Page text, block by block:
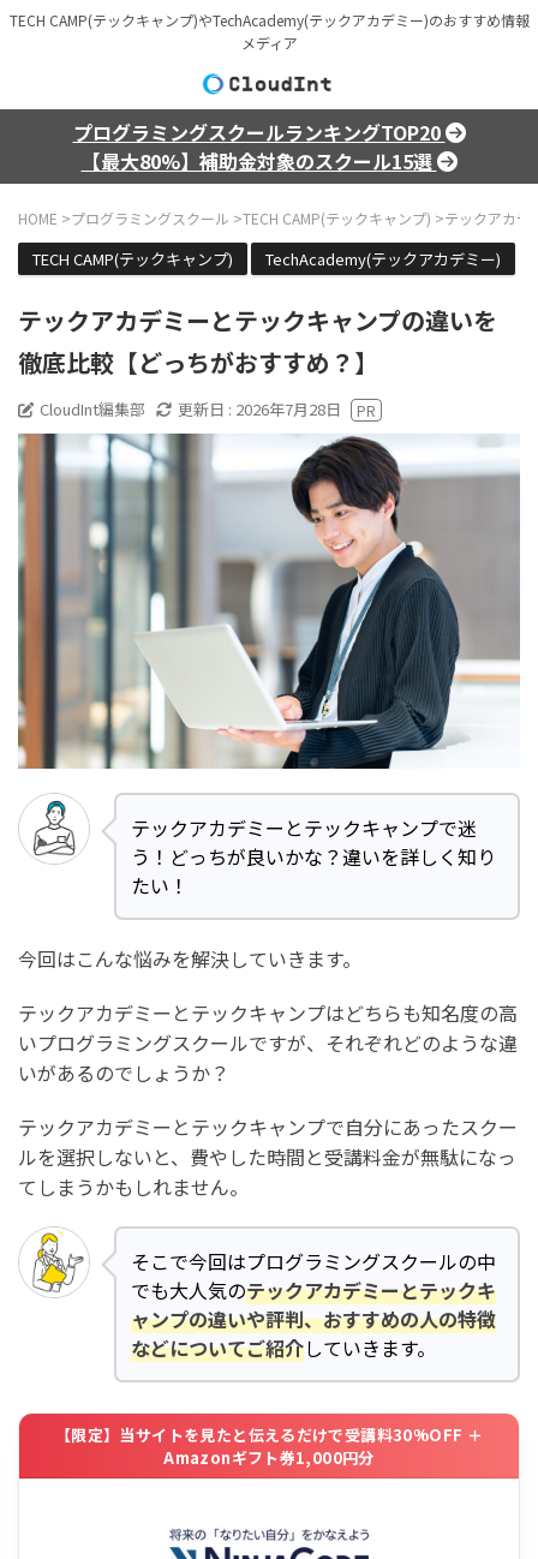
TECH CAMP(テックキャンプ)やTechAcademy(テックアカデミー)のおすすめ情報
メディア
プログラミングスクールランキングTOP20
【最大80%】補助金対象のスクール15選
HOME >プログラミングスクール >TECH CAMP(テックキャンプ) >テックアカデ
TECH CAMP(テックキャンプ) TechAcademy(テックアカデミー)
テックアカデミーとテックキャンプの違いを
徹底比較【どっちがおすすめ？】
CloudInt編集部 更新日 : 2026年7月28日
テックアカデミーとテックキャンプで迷
う！どっちが良いかな？違いを詳しく知り
たい！
今回はこんな悩みを解決していきます。
テックアカデミーとテックキャンプはどちらも知名度の高
いプログラミングスクールですが、それぞれどのような違
いがあるのでしょうか？
テックアカデミーとテックキャンプで自分にあったスクー
ルを選択しないと、費やした時間と受講料金が無駄になっ
てしまうかもしれません。
そこで今回はプログラミングスクールの中
でも大人気のテックアカデミーとテックキ
ャンプの違いや評判、おすすめの人の特徴
などについてご紹介していきます。
【限定】当サイトを見たと伝えるだけで受講料30%OFF ＋
Amazonギフト券1,000円分